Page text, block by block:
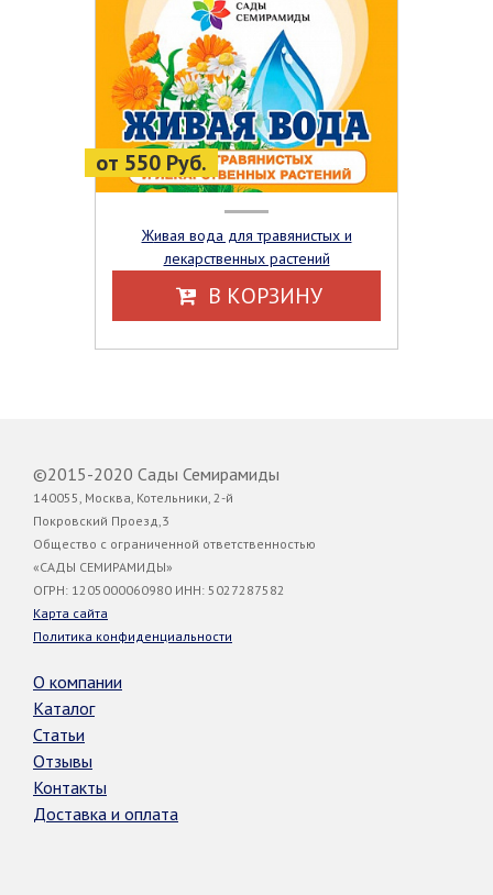
от 550 Руб.
Живая вода для травянистых и
лекарственных растений
В КОРЗИНУ
©2015-2020 Сады Семирамиды
140055, Москва, Котельники, 2-й
Покровский Проезд,3
Общество с ограниченной ответственностью
«САДЫ СЕМИРАМИДЫ»
ОГРН: 1205000060980 ИНН: 5027287582
Карта сайта
Политика конфиденциальности
О компании
Каталог
Статьи
Отзывы
Контакты
Доставка и оплата